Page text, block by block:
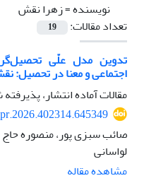
نویسنده =زهرا نقش
تعداد مقالات:
19
تدوین مدل علّی
اجتماعی و معنا در تحصیل:
مقالات آماده انتشار،
صائب سبزی پور، منصوره
لواسانی
مشاهده مقاله